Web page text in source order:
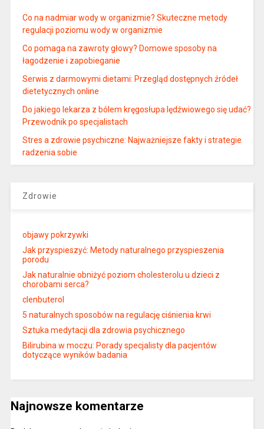
Co na nadmiar wody w organizmie? Skuteczne metody
regulacji poziomu wody w organizmie
Co pomaga na zawroty głowy? Domowe sposoby na
łagodzenie i zapobieganie
Serwis z darmowymi dietami: Przegląd dostępnych źródeł
dietetycznych online
Do jakiego lekarza z bólem kręgosłupa lędźwiowego się udać?
Przewodnik po specjalistach
Stres a zdrowie psychiczne: Najważniejsze fakty i strategie
radzenia sobie
Zdrowie
objawy pokrzywki
Jak przyspieszyć: Metody naturalnego przyspieszenia
porodu
Jak naturalnie obniżyć poziom cholesterolu u dzieci z
chorobami serca?
clenbuterol
5 naturalnych sposobów na regulację ciśnienia krwi
Sztuka medytacji dla zdrowia psychicznego
Bilirubina w moczu: Porady specjalisty dla pacjentów
dotyczące wyników badania
Najnowsze komentarze